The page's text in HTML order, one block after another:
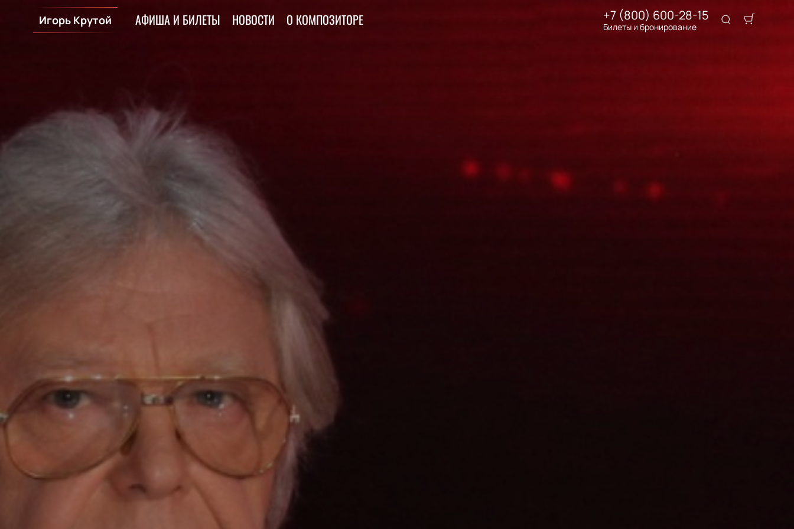
Игорь Крутой АФИША И БИЛЕТЫ НОВОСТИ О КОМПОЗИТОРЕ +7 (800) 600-28-15
Билеты и бронирование